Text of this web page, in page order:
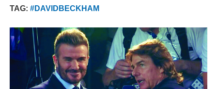
TAG: #DAVIDBECKHAM